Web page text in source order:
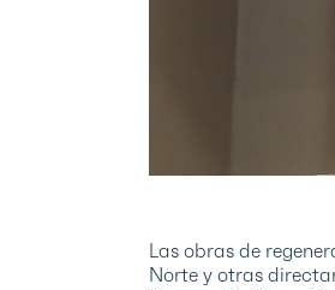
Las obras de
Norte y otras